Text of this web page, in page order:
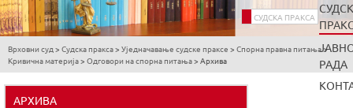
РАДА
СУДСКА ПРАКСА
You
here
Врховни суд > Судска пракса> Уједначавање судске праксе > Спорна правна питања>
Кривична материја> Одговори на спорна питања> Архива
АРХИВА